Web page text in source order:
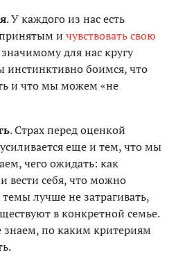
. У каждого из нас есть
и чувствовать свою
для нас кругу
боимся, что
и что мы можем «не
. Страх перед оценкой
еще и тем, что мы
чего ожидать: как
вести себя, что можно
лучше не затрагивать,
в конкретной семье.
знаем, по каким критериям